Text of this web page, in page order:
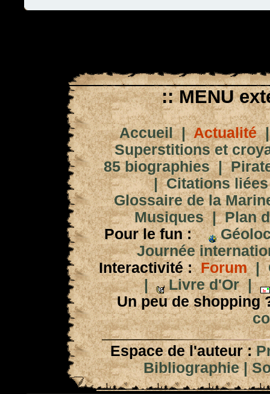
:: MENU
Accueil|Actualité
Superstitions et
85 biographies|
|Citations
Glossaire de la
Musiques|Plan
Pour le fun :
Journée
Interactivité : Forum|
|
Livre d'Or|
Un peu de shopping
Espace de l'auteur :
Bibliographie|